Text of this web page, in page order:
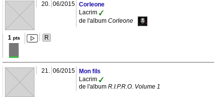
20. 06/2015 Corleone
Lacrim
de l'album Corleone
1 pts R
21. 06/2015
Mon fils
Lacrim
de l'album R.I.P.R.O. Volume 1